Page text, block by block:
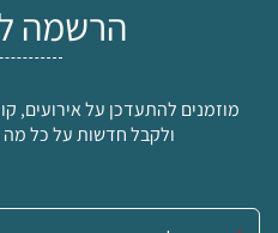
הרשמה
מוזמנים להתעדכן על אירועים,
ולקבל חדשות על כל מה
אימייל: